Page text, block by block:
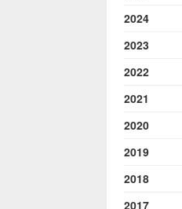
2024
2023
2022
2021
2020
2019
2018
2017